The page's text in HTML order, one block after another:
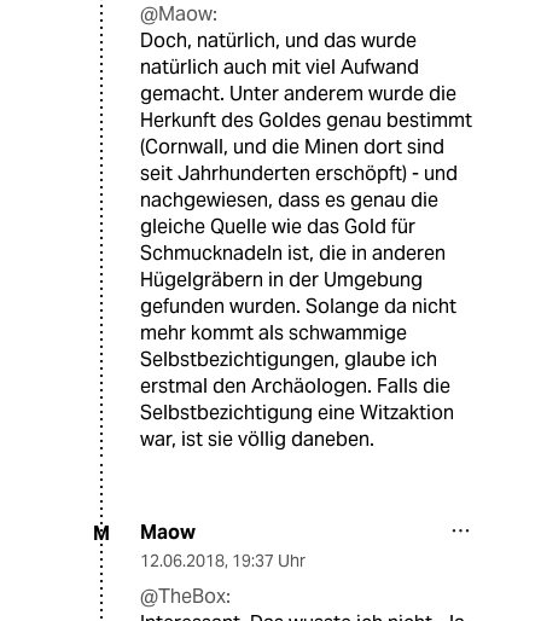
@Maow:
Doch, natürlich, und das wurde
natürlich auch mit viel Aufwand
gemacht. Unter anderem wurde die
Herkunft des Goldes genau bestimmt
(Cornwall, und die Minen dort sind
seit Jahrhunderten erschöpft) - und
nachgewiesen, dass es genau die
gleiche Quelle wie das Gold für
Schmucknadeln ist, die in anderen
Hügelgräbern in der Umgebung
gefunden wurden. Solange da nicht
mehr kommt als schwammige
Selbstbezichtigungen, glaube ich
erstmal den Archäologen. Falls die
Selbstbezichtigung eine Witzaktion
war, ist sie völlig daneben.
M Maow
12.06.2018, 19:37 Uhr
@TheBox: